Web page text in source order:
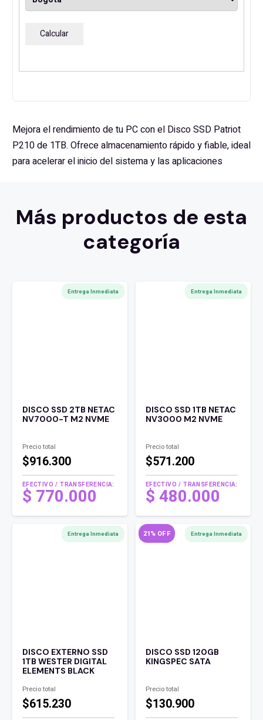
Calcular
Mejora el rendimiento de tu PC con el Disco SSD Patriot
P210 de 1TB. Ofrece almacenamiento rápido y fiable, ideal
para acelerar el inicio del sistema y las aplicaciones
Más productos de esta
categoría
Entrega Inmediata
DISCO SSD 2TB NETAC
NV7000-T M2 NVME
Precio total
$916.300
EFECTIVO / TRANSFERENCIA:
$ 770.000
Entrega Inmediata
DISCO SSD 1TB NETAC
NV3000 M2 NVME
Precio total
$571.200
EFECTIVO / TRANSFERENCIA:
$480.000
Entrega Inmediata
DISCO EXTERNO SSD
1TB WESTER DIGITAL
ELEMENTS BLACK
Precio total
$615.230
21% OFF Entrega Inmediata
DISCO SSD 120GB
KINGSPEC SATA
Precio total
$130.900